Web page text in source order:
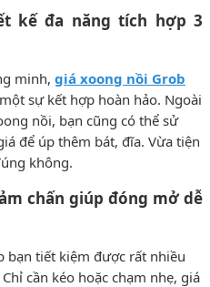
kế đa năng tích hợp 3
minh, giá xoong nồi Grob
sự kết hợp hoàn hảo. Ngoài
nồi, bạn cũng có thể sử
để úp thêm bát, đĩa. Vừa tiện
không.
chấn giúp đóng mở dễ
bạn tiết kiệm được rất nhiều
cần kéo hoặc chạm nhẹ, giá